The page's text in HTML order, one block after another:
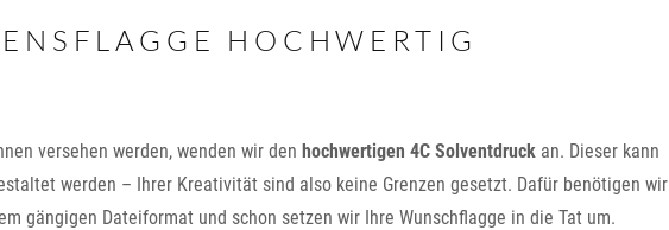
HOCHWERTIG
versehen werden, wenden wir den hochwertigen 4C Solventdruck an. Dieser kann
werden – Ihrer Kreativität sind also keine Grenzen gesetzt. Dafür benötigen wir
gängigen Dateiformat und schon setzen wir Ihre Wunschflagge in die Tat um.